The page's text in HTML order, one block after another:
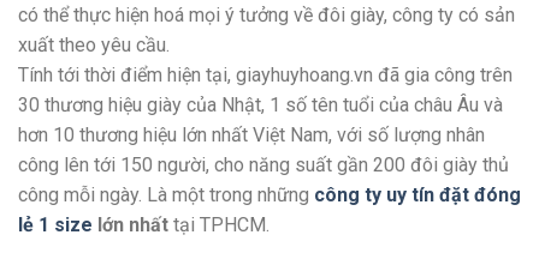
có thể thực hiện hoá mọi ý tưởng về đôi giày, công ty có sản
xuất theo yêu cầu.
Tính tới thời điểm hiện tại, giayhuyhoang.vn đã gia công trên
30 thương hiệu giày của Nhật, 1 số tên tuổi của châu Âu và
hơn 10 thương hiệu lớn nhất Việt Nam, với số lượng nhân
công lên tới 150 người, cho năng suất gần 200 đôi giày thủ
công mỗi ngày. Là một trong những công ty uy tín đặt đóng
lẻ 1 size lớn nhất tại TPHCM.